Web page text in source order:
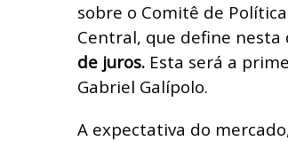
sobre o Comitê de
Central, que define
de juros. Esta será a
Gabriel Galípolo.
A expectativa do